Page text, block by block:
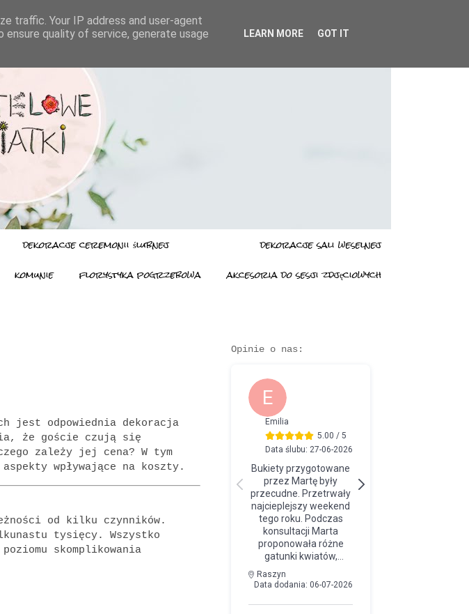
dekoracje ceremonii ślubnej
dekoracje sali weselnej
komunie florystyka pogrzebowa
akcesoria do sesji zdjęciowych
jest odpowiednia dekoracja
że goście czują się
zależy jej cena? W tym
wpływające na koszty.
od kilku czynników.
tysięcy. Wszystko
skomplikowania
Opinie o nas:
traffic. Your IP address and user-agent
quality of service, generate usage
LEARN MORE GOT IT